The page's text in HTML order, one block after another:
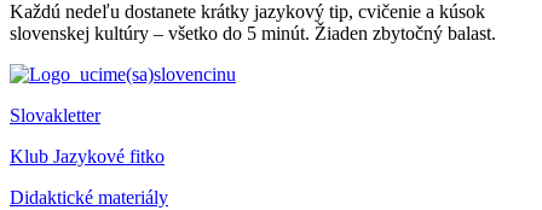
Každú nedeľu dostanete krátky jazykový tip, cvičenie a kúsok
slovenskej kultúry – všetko do 5 minút. Žiaden zbytočný balast.
Slovakletter
Klub Jazykové fitko
Didaktické materiály